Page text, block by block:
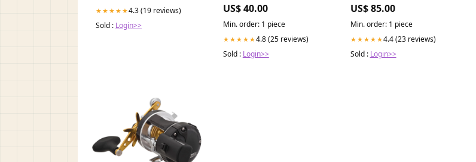
★★★★★4.3 (19 reviews)
Sold : Login>>
US$ 40.00
Min. order: 1 piece
★★★★★4.8 (25 reviews)
Sold : Login>>
US$ 85.00
Min. order: 1 piece
★★★★★4.4 (23 reviews)
Sold : Login>>